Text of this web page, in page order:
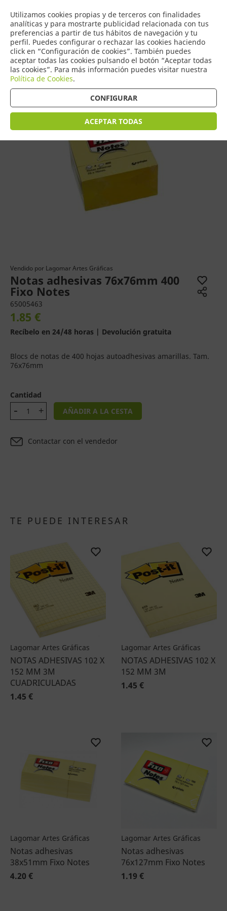
Utilizamos cookies propias y de terceros con finalidades
analíticas y para mostrarte publicidad relacionada con tus
preferencias a partir de tus hábitos de navegación y tu
perfil. Puedes configurar o rechazar las cookies haciendo
click en “Configuración de cookies”. También puedes
aceptar todas las cookies pulsando el botón “Aceptar todas
las cookies”. Para más información puedes visitar nuestra
Política de Cookies.
CONFIGURAR
ACEPTAR TODAS
0
COMERCIO
DE TORRIJOS
Tienda > Notas adhesivas - Possit
Vendido por Lagomar Artes Gráficas
Notas adhesivas 76x76mm 400
Fixo Notes
65005463
1.85 €
Recíbelo en 24/48 horas | Devolución gratuita
Blocs de notas de 400 hojas autoadhesivas amarillas. Tam.
76x76mm
Cantidad
AÑADIR A LA CESTA
Contactar con el vendedor
TE PUEDE INTERESAR
Lagomar Artes Gráficas
NOTAS ADHESIVAS 102 X
152 MM 3M
CUADRICULADAS
1.45 €
Lagomar Artes Gráficas
NOTAS ADHESIVAS 102 X
152 MM 3M
1.45 €
Lagomar Artes Gráficas
Notas adhesivas
38x51mm Fixo Notes
4.20 €
Lagomar Artes Gráficas
Notas adhesivas
76x127mm Fixo Notes
1.19 €